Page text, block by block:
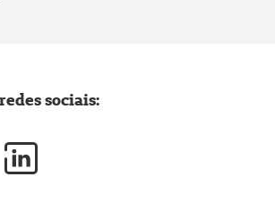
sociais: